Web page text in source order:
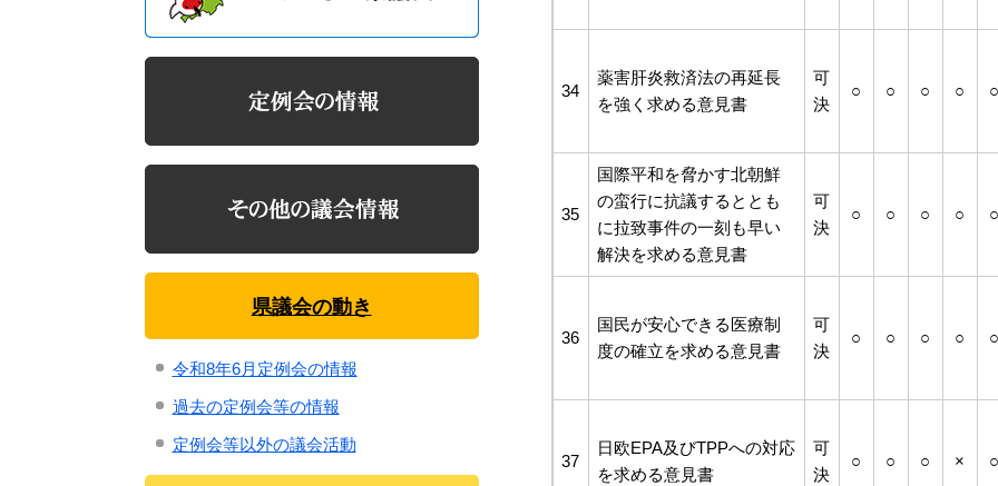
34
薬害肝炎救済法の再延長
を強く求める意見書
可
決
○ ○ ○ ○ ○
35
国際平和を脅かす北朝鮮
の蛮行に抗議するととも
に拉致事件の一刻も早い
解決を求める意見書
可
決
○ ○ ○ ○ ○
36
国民が安心できる医療制
度の確立を求める意見書
可
決
○ ○ ○ ○ ○
37
日欧EPA及びTPPへの対応
を求める意見書
可
決
○ ○ ○ × ○
県議会の動き
令和8年6月定例会の情報
過去の定例会等の情報
定例会等以外の議会活動